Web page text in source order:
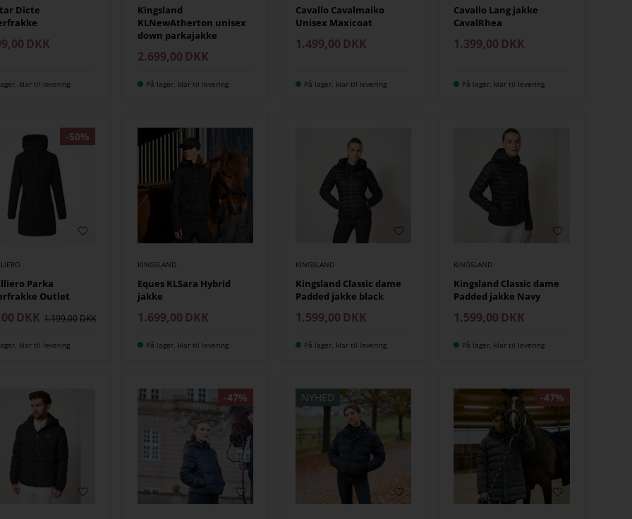
Dicte
DKK
klar til levering
Kingsland
KLNewAtherton unisex
down parkajakke
2.699,00 DKK
På lager, klar til levering
Cavallo Cavalmaiko
Unisex Maxicoat
1.499,00 DKK
På lager, klar til levering
Cavallo Lang jakke
CavalRhea
1.399,00 DKK
På lager, klar til levering
Parka
Outlet
DKK 1.199,00
klar til levering
KINGSLAND
Eques KLSara Hybrid
jakke
1.699,00 DKK
På lager, klar til levering
KINGSLAND
Kingsland Classic dame
Padded jakke black
1.599,00 DKK
På lager, klar til levering
KINGSLAND
Kingsland Classic dame
Padded jakke Navy
1.599,00 DKK
På lager, klar til levering
NYHED